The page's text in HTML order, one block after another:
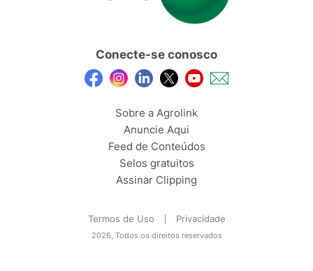
Conecte-se conosco
Sobre a Agrolink
Anuncie Aqui
Feed de Conteúdos
Selos gratuitos
Assinar Clipping
Termos de Uso Privacidade
2026, Todos os direitos reservados